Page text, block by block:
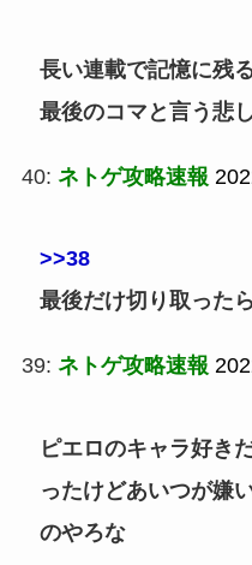
長い連載で記憶に残
最後のコマと言う悲
40: ネトゲ攻略速報
>>38
最後だけ切り取った
39: ネトゲ攻略速報
ピエロのキャラ好き
ったけどあいつが嫌
のやろな